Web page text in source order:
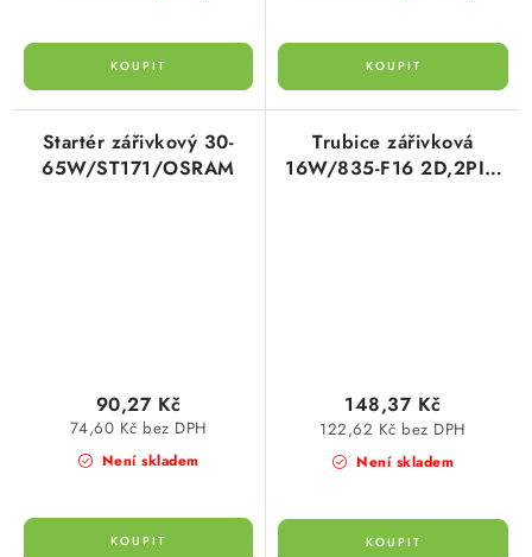
Startér zářivkový 30-
65W/ST171/OSRAM
Není skladem
74,60 Kč bez DPH
90,27 Kč
Trubice zářivková
16W/835-F16 2D,2PIN
Není skladem
122,62 Kč bez DPH
148,37 Kč